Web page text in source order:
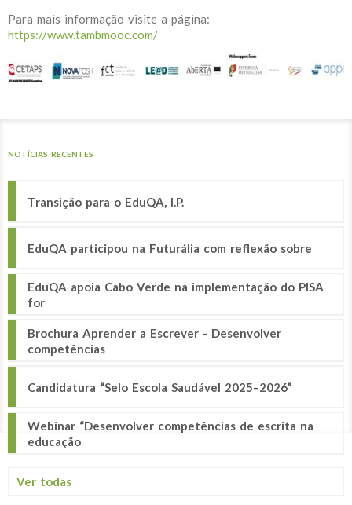
Para mais informação visite a página:
https://www.tambmooc.com/
NOTÍCIAS RECENTES
Transição para o EduQA, I.P.
EduQA participou na Futurália com reflexão sobre
EduQA apoia Cabo Verde na implementação do PISA
for
Brochura Aprender a Escrever - Desenvolver
competências
Candidatura “Selo Escola Saudável 2025–2026”
Webinar “Desenvolver competências de escrita na
educação
Ver todas